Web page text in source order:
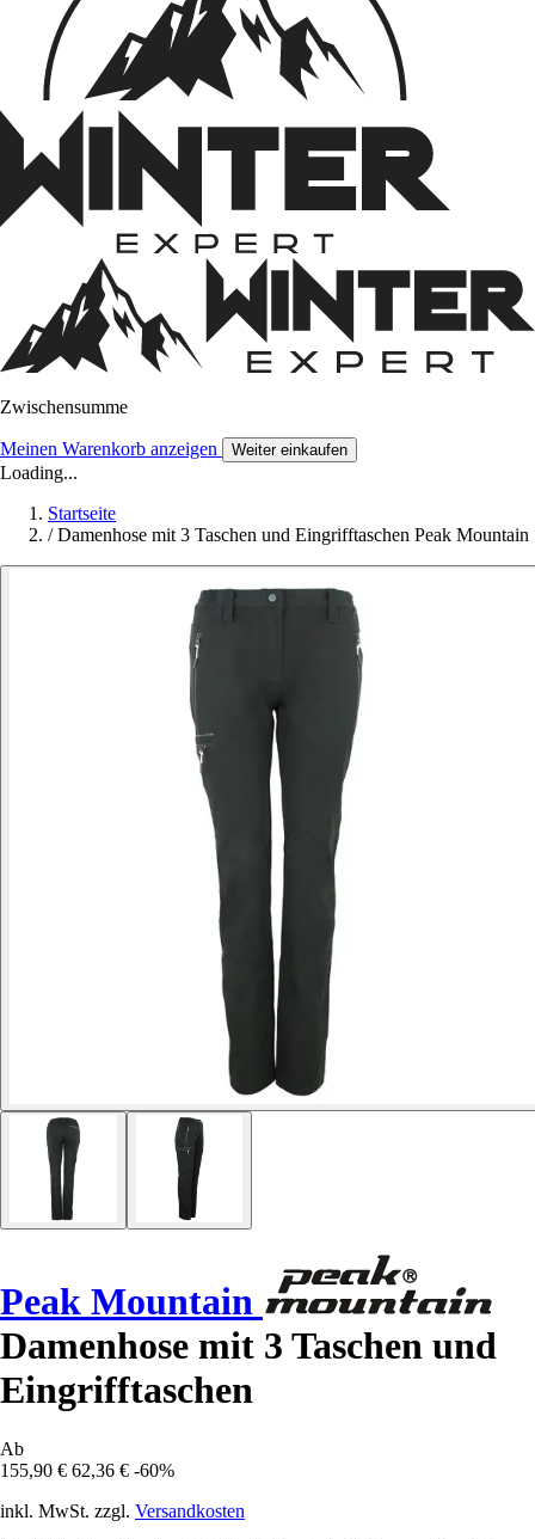
Zwischensumme
Meinen Warenkorb anzeigen Weiter einkaufen
Loading...
Startseite
/ Damenhose mit 3 Taschen und Eingrifftaschen Peak Mountain
Peak Mountain
Damenhose mit 3 Taschen und
Eingrifftaschen
Ab
155,90 € 62,36 € -60%
inkl. MwSt. zzgl. Versandkosten